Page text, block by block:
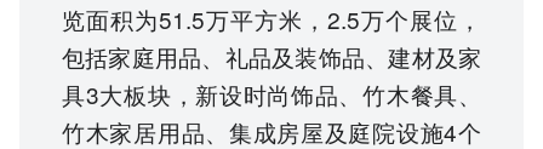
览面积为51.5万平方米，2.5万个展位，
包括家庭用品、礼品及装饰品、建材及家
具3大板块，新设时尚饰品、竹木餐具、
竹木家居用品、集成房屋及庭院设施4个